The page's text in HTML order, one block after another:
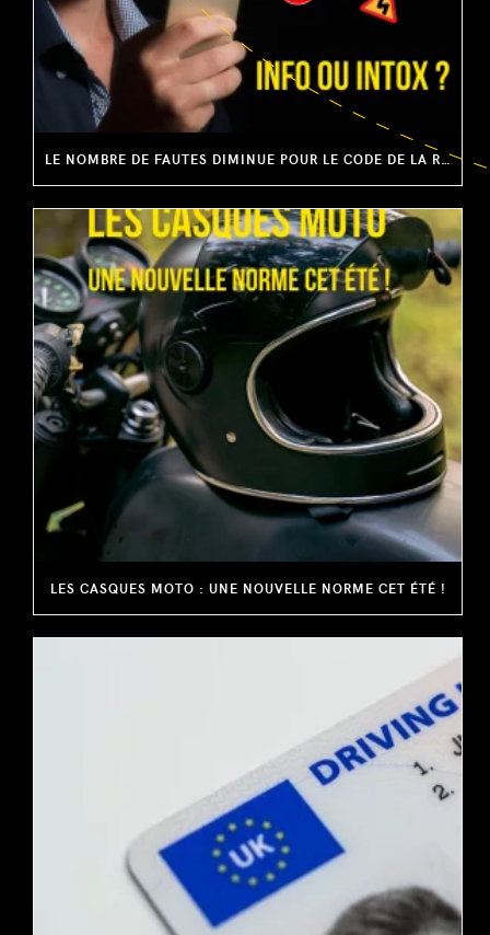
LE NOMBRE DE FAUTES DIMINUE POUR LE CODE DE LA ROUTE : INFO OU INTOX ?
LES CASQUES MOTO : UNE NOUVELLE NORME CET ÉTÉ !